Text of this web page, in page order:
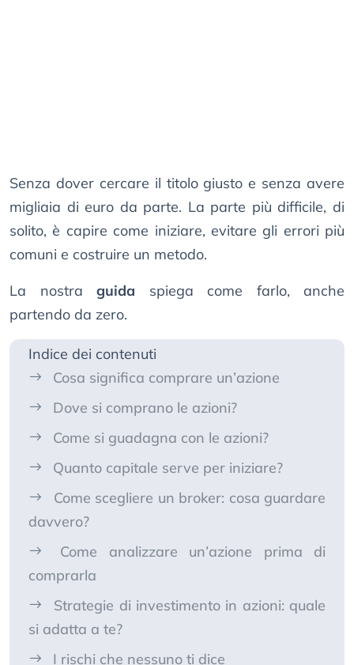
Senza dover cercare il titolo giusto e senza avere
migliaia di euro da parte. La parte più difficile, di
solito, è capire come iniziare, evitare gli errori più
comuni e costruire un metodo.
La nostra guida spiega come farlo, anche
partendo da zero.
Indice dei contenuti
Cosa significa comprare un’azione
Dove si comprano le azioni?
Come si guadagna con le azioni?
Quanto capitale serve per iniziare?
Come scegliere un broker: cosa guardare
davvero?
Come analizzare un’azione prima di
comprarla
Strategie di investimento in azioni: quale
si adatta a te?
I rischi che nessuno ti dice